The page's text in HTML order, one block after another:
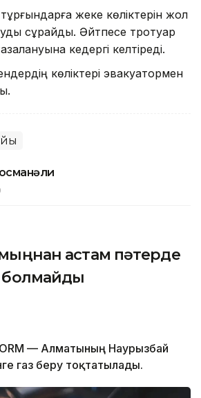
тұрғындарға жеке көліктерін жол
сұрайды. Әйтпесе тротуар
кедергі келтіреді.
көліктері эвакуатормен
астам пәтерде
болмайды
— Алматының Наурызбай
газ беру тоқтатылады.